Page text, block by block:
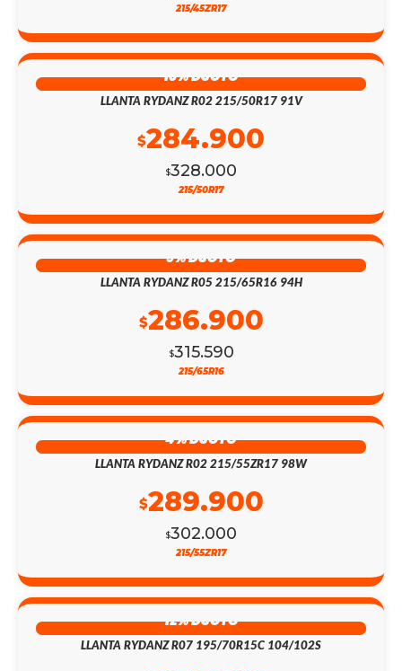
215/45ZR17
13% DSCTO
LLANTA RYDANZ R02 215/50R17 91V
$328.000
$284.900
215/50R17
9% DSCTO
LLANTA RYDANZ R05 215/65R16 94H
$315.590
$286.900
215/65R16
4% DSCTO
LLANTA RYDANZ R02 215/55ZR17 98W
$302.000
$289.900
215/55ZR17
12% DSCTO
LLANTA RYDANZ R07 195/70R15C 104/102S